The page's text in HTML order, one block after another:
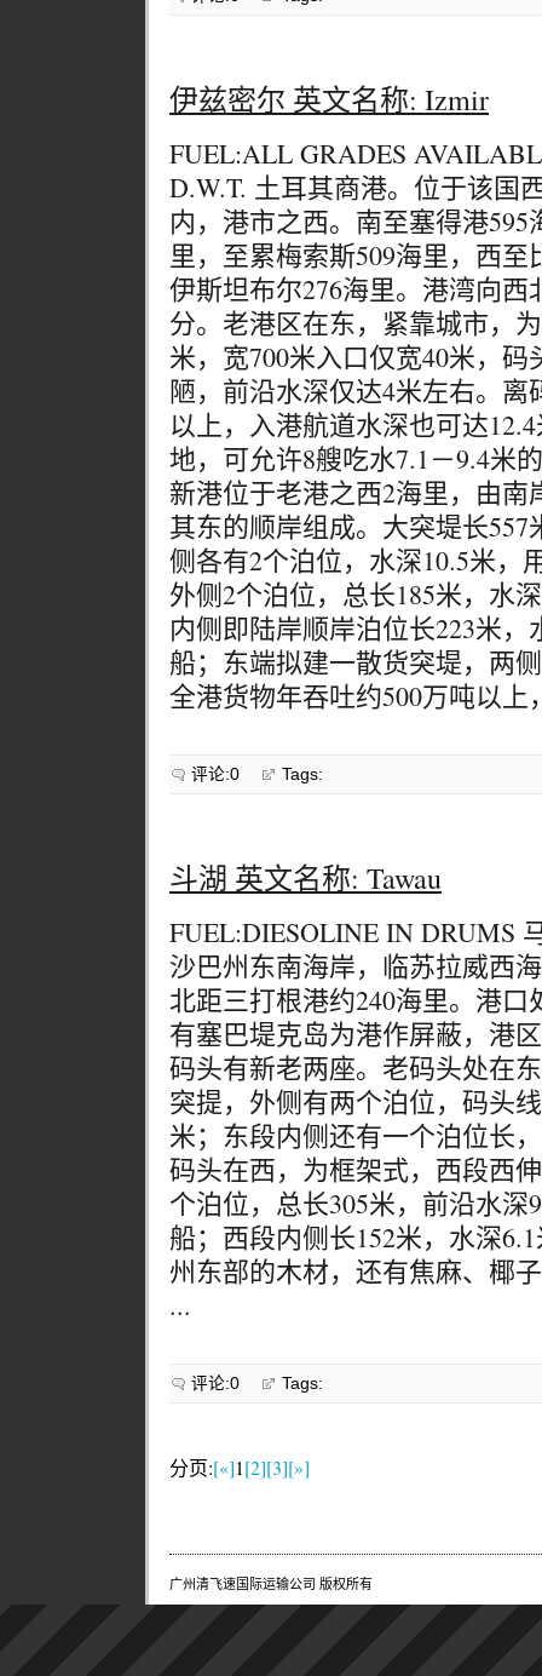
伊兹密尔 英文名称: Izmir
FUEL:ALL GRADES
D.W.T. 土耳其商港。位于该国
内，港市之西。南至塞得港595
里，至累梅索斯509海里，西
伊斯坦布尔276海里。港湾向
分。老港区在东，紧靠城市，
米，宽700米入口仅宽40米，
陋，前沿水深仅达4米左右。离
以上，入港航道水深也可达
地，可允许8艘吃水7.1－9.4米
新港位于老港之西2海里，由
其东的顺岸组成。大突堤长557
侧各有2个泊位，水深10.5米，
外侧2个泊位，总长185米，水
内侧即陆岸顺岸泊位长223米
船；东端拟建一散货突堤，两
全港货物年吞吐约500万吨以
评论:0 Tags:
斗湖 英文名称: Tawau
FUEL:DIESOLINE IN DRUMS
沙巴州东南海岸，临苏拉威西
北距三打根港约240海里。港
有塞巴堤克岛为港作屏蔽，港
码头有新老两座。老码头处在
突提，外侧有两个泊位，码头
米；东段内侧还有一个泊位长
码头在西，为框架式，西段西
个泊位，总长305米，前沿水深
船；西段内侧长152米，水深
州东部的木材，还有焦麻、椰
...
评论:0 Tags:
分页:[«]1[2][3][»]
广州清飞速国际运输公司 版权所有